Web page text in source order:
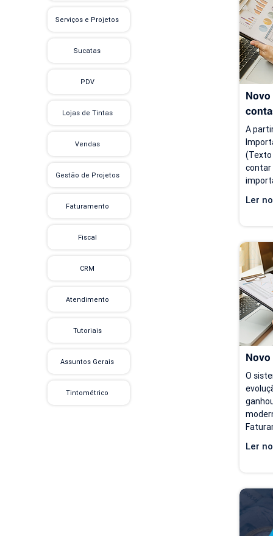
Serviços e Projetos
Sucatas
PDV
Lojas de Tintas
Vendas
Gestão de Projetos
Faturamento
Fiscal
CRM
Atendimento
Tutoriais
Assuntos Gerais
Tintométrico
antes
A
(Texto
contar
de
Ler
O
partir
ficam
se
seu
Hoje,
de
Ler